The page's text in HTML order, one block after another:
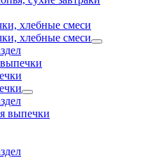
хлебные смеси
хлебные смеси
выпечки